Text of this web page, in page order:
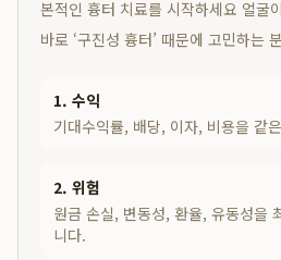
본적인 흉터 치료를 시작하세요 얼굴
바로 ‘구진성 흉터’ 때문에 고민하는
1. 수익
기대수익률, 배당, 이자, 비용을 같
2. 위험
원금 손실, 변동성, 환율, 유동성을
니다.